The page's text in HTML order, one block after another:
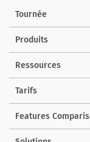
Tournée
Produits
Ressources
Tarifs
Features